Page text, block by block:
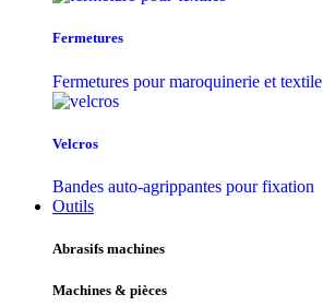
Fermetures
Fermetures pour maroquinerie et textile
Velcros
Bandes auto-agrippantes pour fixation
Outils
Abrasifs machines
Machines & pièces